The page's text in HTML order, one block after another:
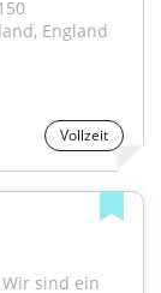
England
Vollzeit
sind ein